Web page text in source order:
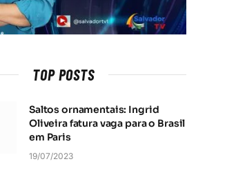
TOP POSTS
Saltos ornamentais: Ingrid
Oliveira fatura vaga para o Brasil
em Paris
19/07/2023